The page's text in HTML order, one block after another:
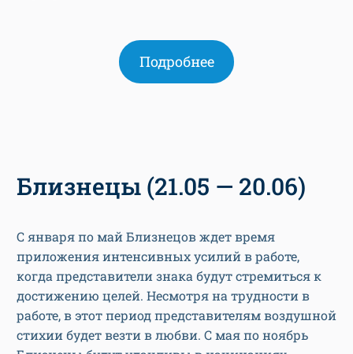
Подробнее
Близнецы (21.05 — 20.06)
С января по май Близнецов ждет время
приложения интенсивных усилий в работе,
когда представители знака будут стремиться к
достижению целей. Несмотря на трудности в
работе, в этот период представителям воздушной
стихии будет везти в любви. С мая по ноябрь